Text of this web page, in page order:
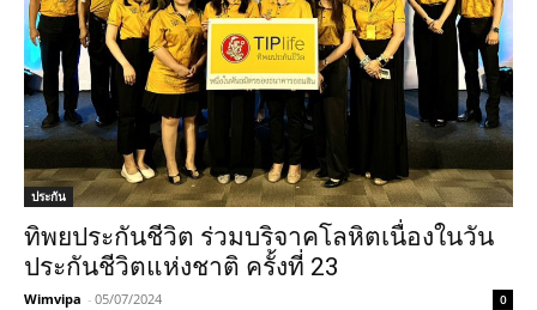
ประกัน
ทิพยประกันชีวิต ร่วมบริจาคโลหิตเนื่องในวัน
ประกันชีวิตแห่งชาติ ครั้งที่ 23
Wimvipa - 05/07/2024 0